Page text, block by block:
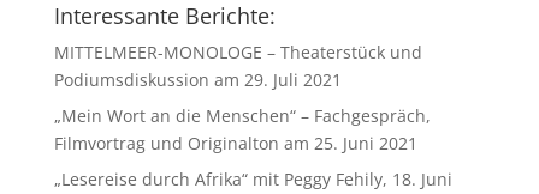
Interessante Berichte:
MITTELMEER-MONOLOGE – Theaterstück und
Podiumsdiskussion am 29. Juli 2021
„Mein Wort an die Menschen“ – Fachgespräch,
Filmvortrag und Originalton am 25. Juni 2021
„Lesereise durch Afrika“ mit Peggy Fehily, 18. Juni